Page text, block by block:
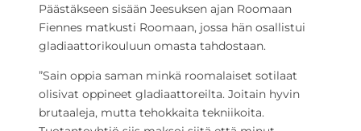
Päästäkseen sisään Jeesuksen ajan Roomaan
Fiennes matkusti Roomaan, jossa hän osallistui
gladiaattorikouluun omasta tahdostaan.
”Sain oppia saman minkä roomalaiset sotilaat
olisivat oppineet gladiaattoreilta. Joitain hyvin
brutaaleja, mutta tehokkaita tekniikoita.